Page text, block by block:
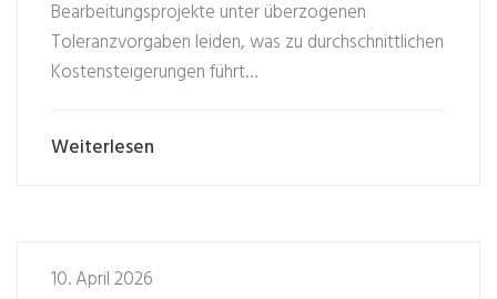
Bearbeitungsprojekte unter überzogenen
Toleranzvorgaben leiden, was zu durchschnittlichen
Kostensteigerungen führt…
Weiterlesen
10. April 2026